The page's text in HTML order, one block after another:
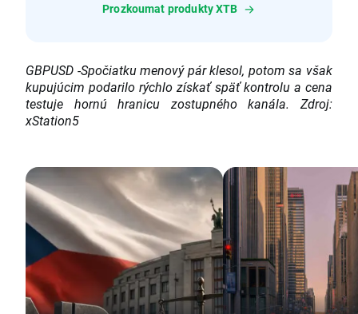
Prozkoumat produkty XTB
GBPUSD -Spočiatku menový pár klesol, potom sa však
kupujúcim podarilo rýchlo získať späť kontrolu a cena
testuje hornú hranicu zostupného kanála. Zdroj:
xStation5